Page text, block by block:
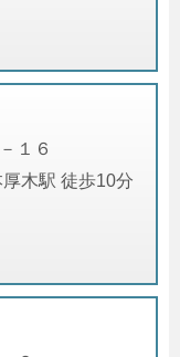
１６
木駅 徒歩10分